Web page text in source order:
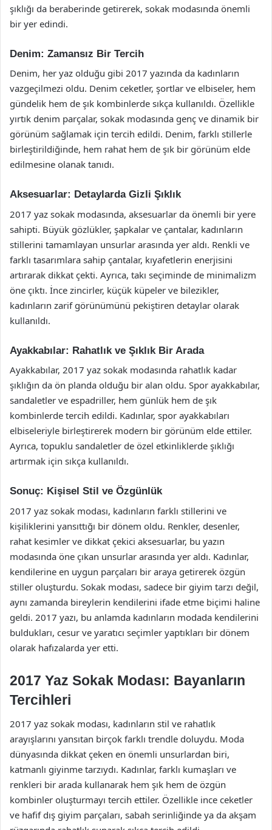
şıklığı da beraberinde getirerek, sokak modasında önemli
bir yer edindi.
Denim: Zamansız Bir Tercih
Denim, her yaz olduğu gibi 2017 yazında da kadınların
vazgeçilmezi oldu. Denim ceketler, şortlar ve elbiseler, hem
gündelik hem de şık kombinlerde sıkça kullanıldı. Özellikle
yırtık denim parçalar, sokak modasında genç ve dinamik bir
görünüm sağlamak için tercih edildi. Denim, farklı stillerle
birleştirildiğinde, hem rahat hem de şık bir görünüm elde
edilmesine olanak tanıdı.
Aksesuarlar: Detaylarda Gizli Şıklık
2017 yaz sokak modasında, aksesuarlar da önemli bir yere
sahipti. Büyük gözlükler, şapkalar ve çantalar, kadınların
stillerini tamamlayan unsurlar arasında yer aldı. Renkli ve
farklı tasarımlara sahip çantalar, kıyafetlerin enerjisini
artırarak dikkat çekti. Ayrıca, takı seçiminde de minimalizm
öne çıktı. İnce zincirler, küçük küpeler ve bilezikler,
kadınların zarif görünümünü pekiştiren detaylar olarak
kullanıldı.
Ayakkabılar: Rahatlık ve Şıklık Bir Arada
Ayakkabılar, 2017 yaz sokak modasında rahatlık kadar
şıklığın da ön planda olduğu bir alan oldu. Spor ayakkabılar,
sandaletler ve espadriller, hem günlük hem de şık
kombinlerde tercih edildi. Kadınlar, spor ayakkabıları
elbiseleriyle birleştirerek modern bir görünüm elde ettiler.
Ayrıca, topuklu sandaletler de özel etkinliklerde şıklığı
artırmak için sıkça kullanıldı.
Sonuç: Kişisel Stil ve Özgünlük
2017 yaz sokak modası, kadınların farklı stillerini ve
kişiliklerini yansıttığı bir dönem oldu. Renkler, desenler,
rahat kesimler ve dikkat çekici aksesuarlar, bu yazın
modasında öne çıkan unsurlar arasında yer aldı. Kadınlar,
kendilerine en uygun parçaları bir araya getirerek özgün
stiller oluşturdu. Sokak modası, sadece bir giyim tarzı değil,
aynı zamanda bireylerin kendilerini ifade etme biçimi haline
geldi. 2017 yazı, bu anlamda kadınların modada kendilerini
buldukları, cesur ve yaratıcı seçimler yaptıkları bir dönem
olarak hafızalarda yer etti.
2017 Yaz Sokak Modası: Bayanların
Tercihleri
2017 yaz sokak modası, kadınların stil ve rahatlık
arayışlarını yansıtan birçok farklı trendle doluydu. Moda
dünyasında dikkat çeken en önemli unsurlardan biri,
katmanlı giyinme tarzıydı. Kadınlar, farklı kumaşları ve
renkleri bir arada kullanarak hem şık hem de özgün
kombinler oluşturmayı tercih ettiler. Özellikle ince ceketler
ve hafif dış giyim parçaları, sabah serinliğinde ya da akşam